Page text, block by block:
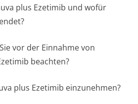
plus Ezetimib und wofür
vor der Einnahme von
beachten?
plus Ezetimib einzunehmen?